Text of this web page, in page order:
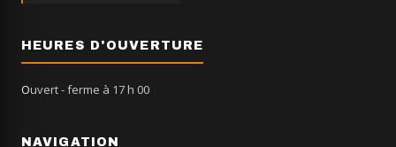
HEURES D'OUVERTURE
Ouvert- ferme à 17 h 00
NAVIGATION